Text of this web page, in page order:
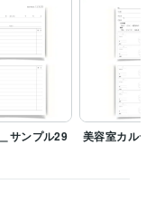
サンプル29 美容室カルテ